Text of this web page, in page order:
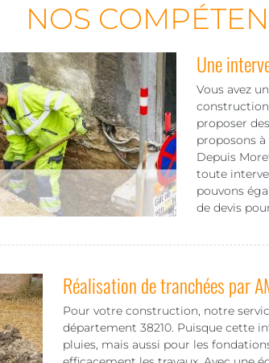
NOS
Une
Vous avez
construction
proposer
proposons
Depuis
toute
pouvons
de devis
Réalisation de tranchées par
Pour votre construction, notre
département 38210. Puisque cette
pluies, mais aussi pour les